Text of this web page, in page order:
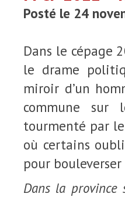
Posté le 24
Dans le cépage
le drame
miroir d’un
commune sur
tourmenté par
où certains
pour
Dans la province